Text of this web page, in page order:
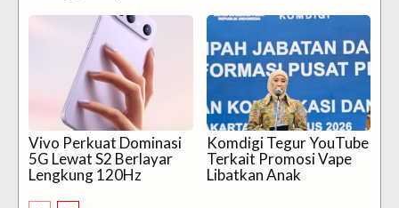
Vivo Perkuat Dominasi
5G Lewat S2 Berlayar
Lengkung 120Hz
Komdigi Tegur YouTube
Terkait Promosi Vape
Libatkan Anak